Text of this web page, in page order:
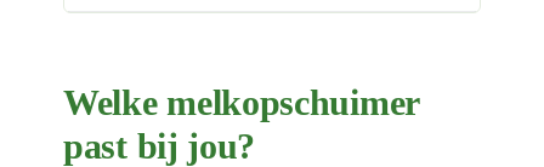
Welke melkopschuimer
past bij jou?